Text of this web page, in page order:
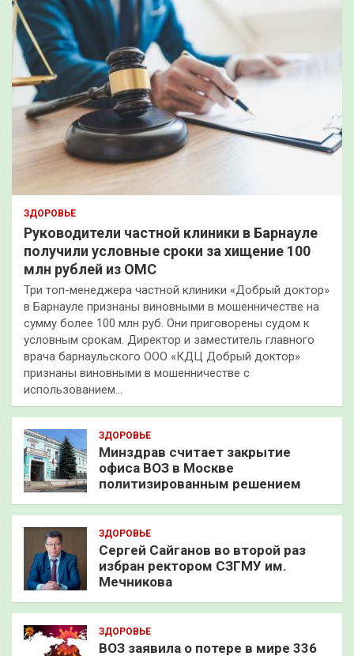
ЗДОРОВЬЕ
Руководители частной клиники в Барнауле
получили условные сроки за хищение 100
млн рублей из ОМС
Три топ-менеджера частной клиники «Добрый доктор»
в Барнауле признаны виновными в мошенничестве на
сумму более 100 млн руб. Они приговорены судом к
условным срокам. Директор и заместитель главного
врача барнаульского ООО «КДЦ Добрый доктор»
признаны виновными в мошенничестве с
использованием…
ЗДОРОВЬЕ
Минздрав считает закрытие
офиса ВОЗ в Москве
политизированным решением
ЗДОРОВЬЕ
Сергей Сайганов во второй раз
избран ректором СЗГМУ им.
Мечникова
ЗДОРОВЬЕ
ВОЗ заявила о потере в мире 336